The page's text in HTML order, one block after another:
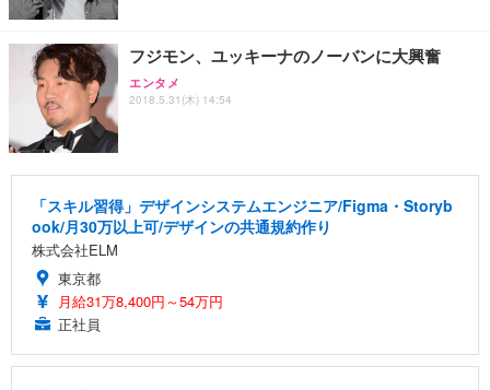
フジモン、ユッキーナのノーバンに大興奮
エンタメ
2018.5.31(木) 14:54
「スキル習得」デザインシステムエンジニア/Figma・Storyb
ook/月30万以上可/デザインの共通規約作り
株式会社ELM
東京都
月給31万8,400円～54万円
正社員